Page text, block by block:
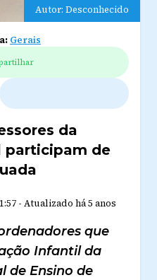
Autor: Desconhecido
Gerais
da
participam de
- Atualizado há 5 anos
que
Infantil da
de Ensino de